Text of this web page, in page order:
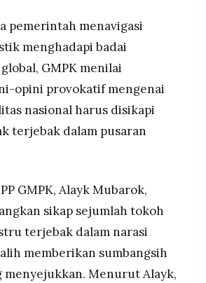
kemandirian Indonesia.
pemerintah menavigasi
menghadapi badai
GMPK menilai
opini provokatif mengenai
nasional harus disikapi
terjebak dalam pusaran
GMPK, Alayk Mubarok,
sikap sejumlah tokoh
terjebak dalam narasi
memberikan sumbangsih
menyejukkan. Menurut Alayk,